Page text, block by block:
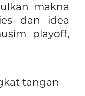
makna
dan idea
playoff,
tangan